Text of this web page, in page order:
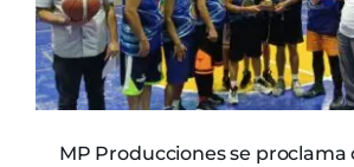
MP Producciones se proclama